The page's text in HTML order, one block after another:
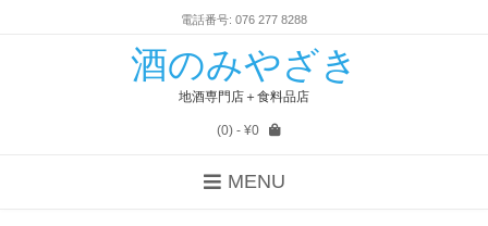
電話番号: 076 277 8288
酒のみやざき
地酒専門店＋食料品店
(0)- ¥0
MENU